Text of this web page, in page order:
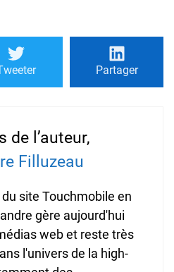
Partager
de l’auteur,
Filluzeau
site Touchmobile en
gère aujourd'hui
web et reste très
l'univers de la high-